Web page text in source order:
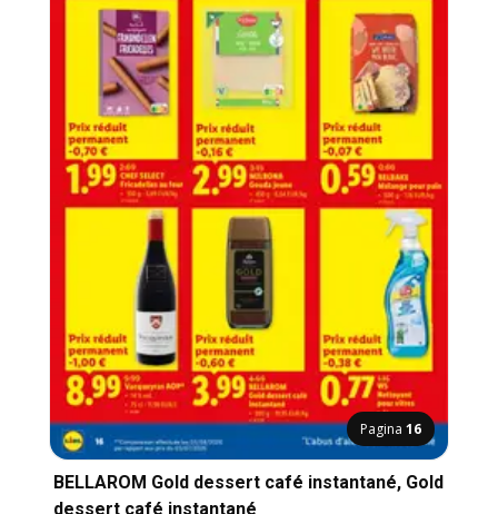
Pagina 16
BELLAROM Gold dessert café instantané, Gold
dessert café instantané